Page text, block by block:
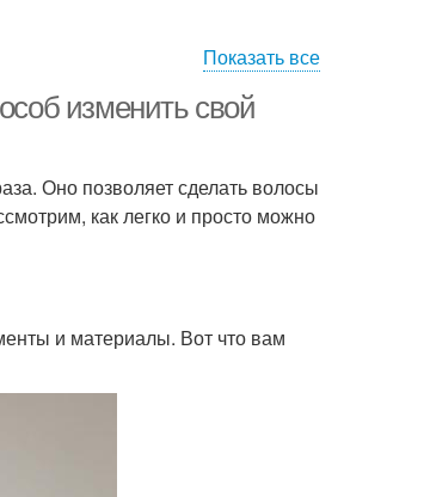
Показать все
изменить свой
Оно позволяет сделать волосы
как легко и просто можно
и материалы. Вот что вам